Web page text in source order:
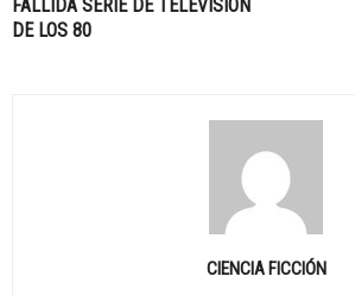
FALLIDA SERIE DE TELEVISIÓN
DE LOS 80
CIENCIA FICCIÓN